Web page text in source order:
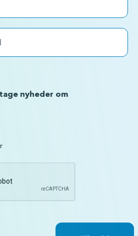
nyheder om